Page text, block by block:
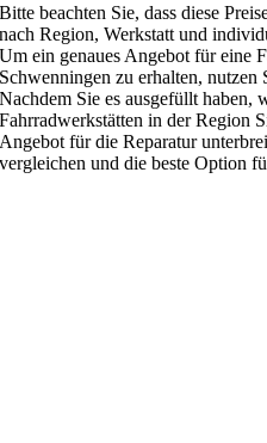
Bitte beachten Sie, dass diese
nach Region, Werkstatt und
Um ein genaues Angebot für eine
Schwenningen zu erhalten, nutzen
Nachdem Sie es ausgefüllt haben,
Fahrradwerkstätten in der Region
Angebot für die Reparatur
vergleichen und die beste Option